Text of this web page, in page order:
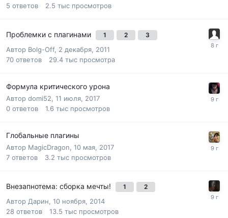
5 ответов 2.5 тыс просмотров
Проблемки с плагинами 1 2 3
Автор Bolg-Off, 2 декабря, 2011
70 ответов 29.4 тыс просмотра
Формула критического урона
Автор domi52, 11 июля, 2017
0 ответов 1.6 тыс просмотров
Глобальные плагины
Автор MagicDragon, 10 мая, 2017
7 ответов 3.2 тыс просмотров
Внезапнотема: сборка мечты! 1 2
Автор Дарин, 10 ноября, 2014
28 ответов 13.5 тыс просмотров